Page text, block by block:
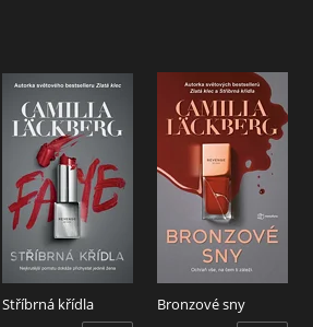
čem jí záleží. Faye tak musí
nejbližší a zároveň své celoživotní
firmu Revenge. Shromáždí
jimž bezmezně důvěřuje, a zosnuje
Bude ho však schopná
otec nebezpečnější než kdy dřív? Zdá
s nemilosrdnými zločinci, kteří se
ničím…
sny byla nominována na Storytel
Severýna.
Stříbrná křídla Bronzové sny